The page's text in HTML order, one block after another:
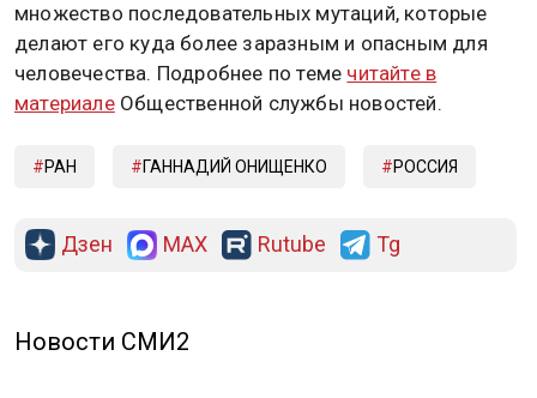
множество последовательных мутаций, которые
делают его куда более заразным и опасным для
человечества. Подробнее по теме читайте в
материалеОбщественной службы новостей.
РАН ГАННАДИЙ ОНИЩЕНКО РОССИЯ
Дзен MAX Rutube Tg
Новости СМИ2